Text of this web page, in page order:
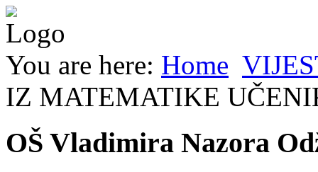
You are here: Home
IZ MATEMATIKE
OŠ Vladimira Nazora